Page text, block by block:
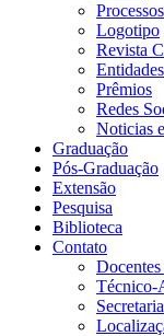
Processos
Logotipo
Revista
Entidades
Prêmios
Redes
Noticias
Graduação
Pós-Graduação
Extensão
Pesquisa
Biblioteca
Contato
Técnico-